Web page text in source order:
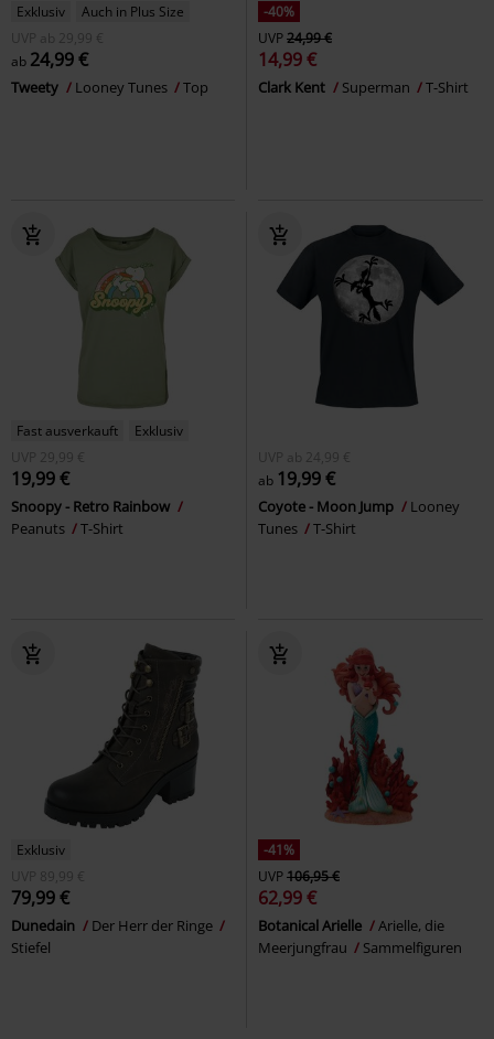
Exklusiv
Auch in Plus Size
UVP
ab 29,99 €
ab 24,99 €
Tweety Looney Tunes Top
-40%
UVP24,99 €
14,99 €
Clark Kent Superman T-Shirt
Fast ausverkauft
Exklusiv
UVP
29,99 €
19,99 €
Snoopy - Retro Rainbow
Peanuts
T-Shirt
UVP ab 24,99 €
ab 19,99 €
Coyote - Moon Jump
Looney
Tunes
T-Shirt
Exklusiv
UVP
89,99 €
79,99 €
Dunedain
Der Herr der Ringe
Stiefel
-41%
UVP106,95 €
62,99 €
Botanical Arielle
Arielle, die
Meerjungfrau
Sammelfiguren